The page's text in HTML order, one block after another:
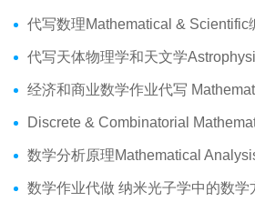
代写数理Mathematical & Scientific编程和
代写天体物理学和天文学Astrophysics and
经济和商业数学作业代写 Mathematics for Economics
Discrete & Combinatorial Mathematics作业代写 代写
数学分析原理Mathematical Analysis与高级微
数学作业代做 纳米光子学中的数学方法